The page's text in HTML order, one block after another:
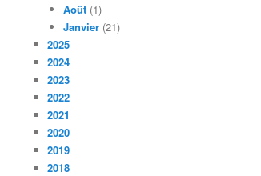
Août (1)
Janvier (21)
2025
2024
2023
2022
2021
2020
2019
2018